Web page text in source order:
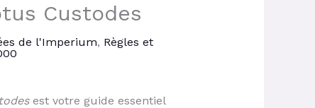
Custodes
de l'Imperium, Règles et
:
47,50 €.
est votre guide essentiel